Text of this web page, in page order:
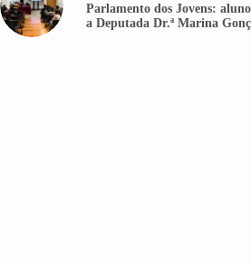
Parlamento dos Jovens:
a Deputada Dr.ª Marina